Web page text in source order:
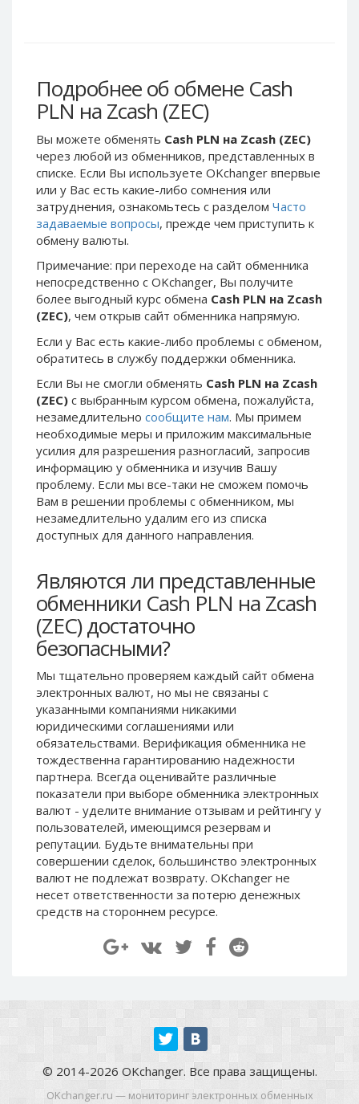
Подробнее об обмене Cash
PLN на Zcash (ZEC)
Вы можете обменять Cash PLN на Zcash (ZEC)
через любой из обменников, представленных в
списке. Если Вы используете OKchanger впервые
или у Вас есть какие-либо сомнения или
затруднения, ознакомьтесь с разделом Часто
задаваемые вопросы, прежде чем приступить к
обмену валюты.
Примечание: при переходе на сайт обменника
непосредственно c OKchanger, Вы получите
более выгодный курс обмена Cash PLN на Zcash
(ZEC), чем открыв сайт обменника напрямую.
Если у Вас есть какие-либо проблемы с обменом,
обратитесь в службу поддержки обменника.
Если Вы не смогли обменять Cash PLN на Zcash
(ZEC) с выбранным курсом обмена, пожалуйста,
незамедлительно сообщите нам. Мы примем
необходимые меры и приложим максимальные
усилия для разрешения разногласий, запросив
информацию у обменника и изучив Вашу
проблему. Если мы все-таки не сможем помочь
Вам в решении проблемы c обменником, мы
незамедлительно удалим его из списка
доступных для данного направления.
Являются ли представленные
обменники Cash PLN на Zcash
(ZEC) достаточно
безопасными?
Мы тщательно проверяем каждый сайт обмена
электронных валют, но мы не связаны c
указанными компаниями никакими
юридическими соглашениями или
обязательствами. Верификация обменника не
тождественна гарантированию надежности
партнера. Всегда оценивайте различные
показатели при выборе обменника электронных
валют - уделите внимание отзывам и рейтингу у
пользователей, имеющимся резервам и
репутации. Будьте внимательны при
совершении сделок, большинство электронных
валют не подлежат возврату. OKchanger не
несет ответственности за потерю денежных
средств на стороннем ресурсе.
Skril USD
Skril EUR
Skril INR
Skril PLN
Skril GBP
Skril AUD
Skril NOK
Skril SEK
Paxum USD
Paxum EUR
Epay EUR
Phone Balance RUB
Phone Balance UAH
Phone Balance AMD
Neteller USD
Neteller EUR
Neteller INR
Neteller PLN
Neteller GBP
Neteller SEK
PaySera USD
PaySera EUR
AliPay CNY
UnionPay CNY
Paymer USD
Paymer RUB
Paymer UAH
Capitalist RUB
Capitalist EUR
Payoneer USD
Payoneer EUR
Revolut Binance USD
Piastrix USD
Piastrix EUR
Skril USD
Skril INR
Skril PLN
Skril GBP
Skril AUD
Skril SEK
Paxum USD
Paxum EUR
Epay EUR
Phone Balance RUB
Phone Balance UAH
Phone Balance AMD
Neteller USD
Neteller EUR
Neteller INR
Neteller PLN
Neteller GBP
Neteller SEK
PaySera USD
AliPay CNY
UnionPay CNY
Paymer USD
Paymer RUB
Paymer UAH
Capitalist USD
Capitalist RUB
Capitalist EUR
Payoneer USD
Payoneer EUR
(BUSD)
Revolut USD
Piastrix RUB
Piastrix USD
Piastrix EUR
© 2014-2026 OKchanger. Все права защищены.
OKchanger.ru — мониторинг электронных обменных